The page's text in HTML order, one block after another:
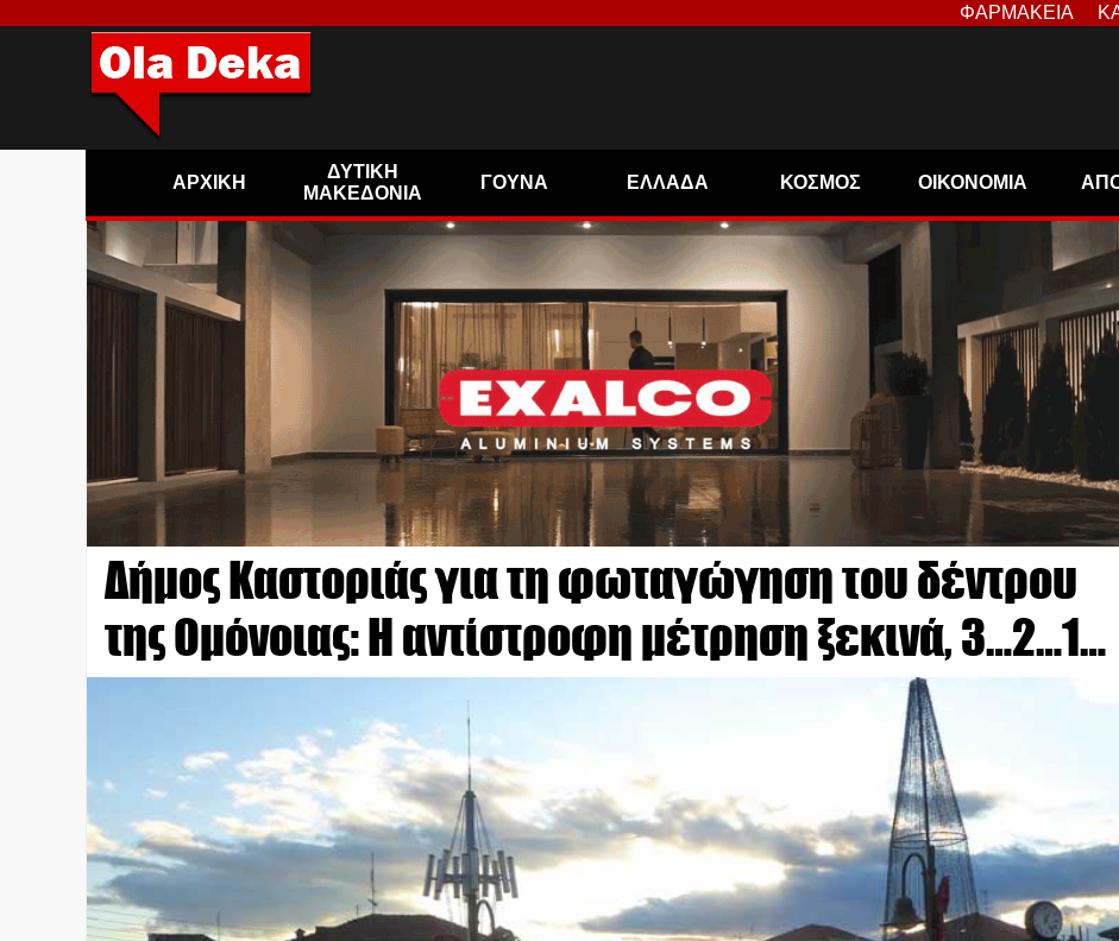
ΦΑΡΜΑΚΕΙΑ
ΑΡΧΙΚΗ
ΔΥΤΙΚΗ
ΜΑΚΕΔΟΝΙΑ
ΓΟΥΝΑ ΕΛΛΑΔΑ ΚΟΣΜΟΣ ΟΙΚΟΝΟΜΙΑ
Δήμος Καστοριάς για τη φωταγώγηση του δέντρου
της Ομόνοιας: Η αντίστροφη μέτρηση ξεκινά, 3…2…1…